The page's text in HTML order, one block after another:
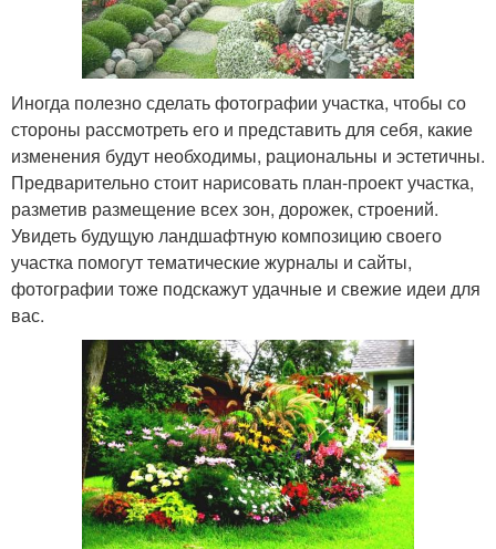
Иногда полезно сделать фотографии участка, чтобы со
стороны рассмотреть его и представить для себя, какие
изменения будут необходимы, рациональны и эстетичны.
Предварительно стоит нарисовать план-проект участка,
разметив размещение всех зон, дорожек, строений.
Увидеть будущую ландшафтную композицию своего
участка помогут тематические журналы и сайты,
фотографии тоже подскажут удачные и свежие идеи для
вас.